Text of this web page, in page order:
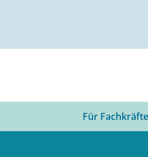
Für Fachkräfte